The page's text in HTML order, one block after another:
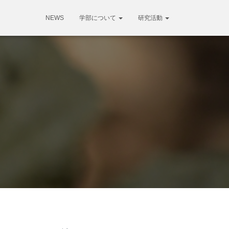
NEWS 学部について 研究活動